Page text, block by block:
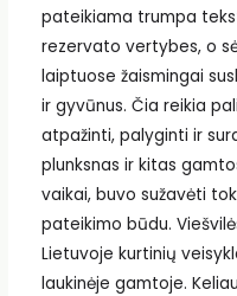
pateikiama trumpa
rezervato vertybes, o
laiptuose žaismingai
ir gyvūnus. Čia reikia
atpažinti, palyginti ir
plunksnas ir kitas
vaikai, buvo sužavėti
pateikimo būdu.
Lietuvoje kurtinių
laukinėje gamtoje.